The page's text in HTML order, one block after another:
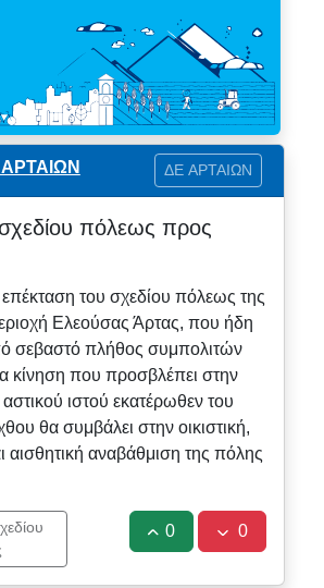
ΔΕ ΑΡΤΑΙΩΝ
πόλεως προς
του σχεδίου πόλεως της
Ελεούσας Άρτας, που ήδη
σεβαστό πλήθος συμπολιτών
κίνηση που προσβλέπει στην
ιστού εκατέρωθεν του
θα συμβάλει στην οικιστική,
αισθητική αναβάθμιση της πόλης
0 0